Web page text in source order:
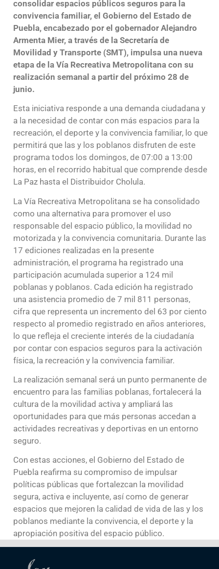
consolidar espacios públicos seguros para la
convivencia familiar, el Gobierno del Estado de
Puebla, encabezado por el gobernador Alejandro
Armenta Mier, a través de la Secretaría de
Movilidad y Transporte (SMT), impulsa una nueva
etapa de la Vía Recreativa Metropolitana con su
realización semanal a partir del próximo 28 de
junio.
Esta iniciativa responde a una demanda ciudadana y
a la necesidad de contar con más espacios para la
recreación, el deporte y la convivencia familiar, lo que
permitirá que las y los poblanos disfruten de este
programa todos los domingos, de 07:00 a 13:00
horas, en el recorrido habitual que comprende desde
La Paz hasta el Distribuidor Cholula.
La Vía Recreativa Metropolitana se ha consolidado
como una alternativa para promover el uso
responsable del espacio público, la movilidad no
motorizada y la convivencia comunitaria. Durante las
17 ediciones realizadas en la presente
administración, el programa ha registrado una
participación acumulada superior a 124 mil
poblanas y poblanos. Cada edición ha registrado
una asistencia promedio de 7 mil 811 personas,
cifra que representa un incremento del 63 por ciento
respecto al promedio registrado en años anteriores,
lo que refleja el creciente interés de la ciudadanía
por contar con espacios seguros para la activación
física, la recreación y la convivencia familiar.
La realización semanal será un punto permanente de
encuentro para las familias poblanas, fortalecerá la
cultura de la movilidad activa y ampliará las
oportunidades para que más personas accedan a
actividades recreativas y deportivas en un entorno
seguro.
Con estas acciones, el Gobierno del Estado de
Puebla reafirma su compromiso de impulsar
políticas públicas que fortalezcan la movilidad
segura, activa e incluyente, así como de generar
espacios que mejoren la calidad de vida de las y los
poblanos mediante la convivencia, el deporte y la
apropiación positiva del espacio público.